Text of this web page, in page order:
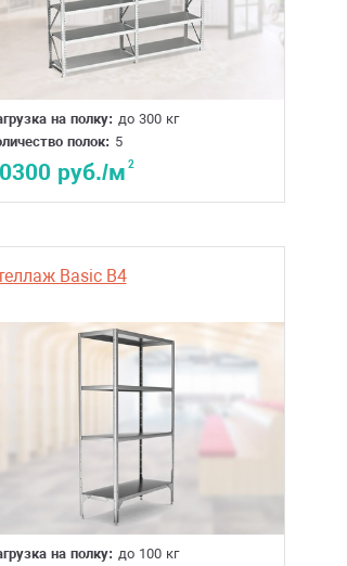
на полку: до 300 кг
полок: 5
руб./м 2
Basic B4
на полку: до 100 кг